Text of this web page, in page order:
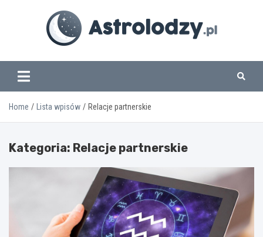
www.astrolodzy.pl
Home Lista wpisów Relacje partnerskie
Kategoria: Relacje partnerskie